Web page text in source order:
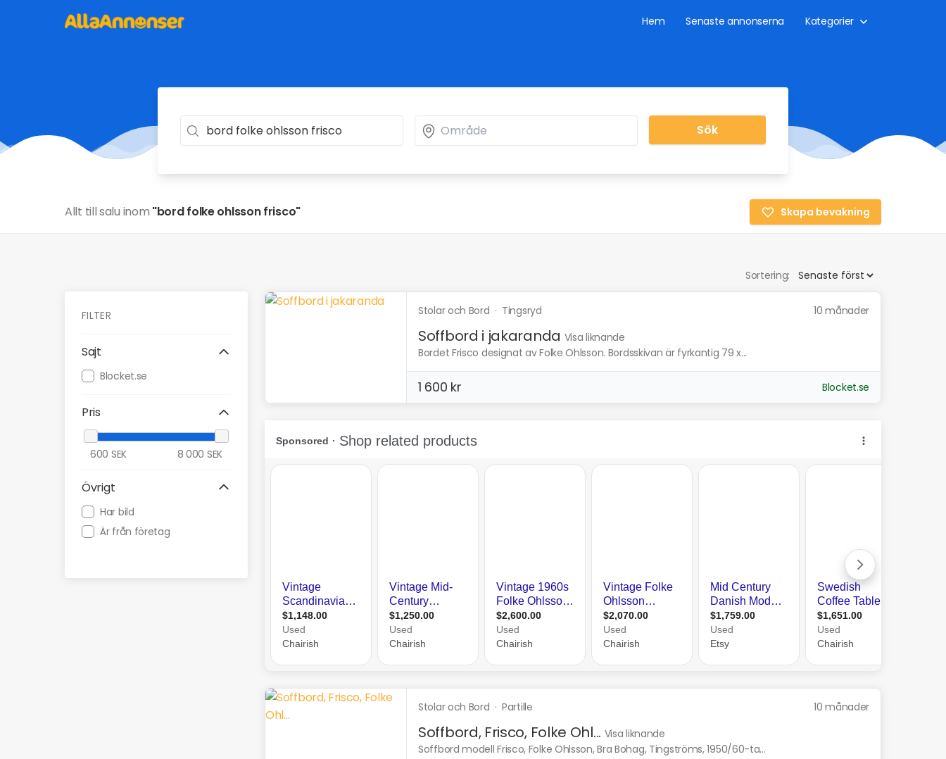
Hem Senaste annonserna Kategorier
Sök
Allt till salu inom "bord folke ohlsson frisco" Skapa bevakning
Sortering:
FILTER
Sajt
Blocket.se
Pris
600 SEK 8 000 SEK
Övrigt
Har bild
Är från företag
Stolar och Bord · Tingsryd 10 månader
Soffbord i jakaranda Visa liknande
Bordet Frisco designat av Folke Ohlsson. Bordsskivan är fyrkantig 79 x...
1 600 kr Blocket.se
Stolar och Bord · Partille 10 månader
Soffbord, Frisco, Folke Ohl... Visa liknande
Soffbord modell Frisco, Folke Ohlsson, Bra Bohag, Tingströms, 1950/60-ta...